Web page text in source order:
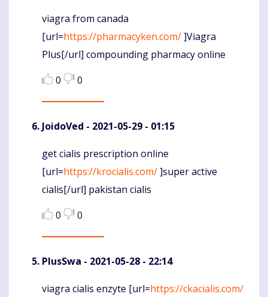
Komentaras
viagra from canada
[url=https://pharmacyken.com/]Viagra
Plus[/url] compounding pharmacy online
0
0
JoidoVed - 2021-05-29 - 01:15
Komentaras
get cialis prescription online
[url=https://krocialis.com/]super active
cialis[/url] pakistan cialis
0
0
PlusSwa - 2021-05-28 - 22:14
Komentaras
viagra cialis enzyte [url=https://ckacialis.com/